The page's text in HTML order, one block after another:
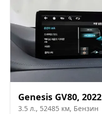
Genesis GV80, 2022
3.5 л., 52485 км, Бензин